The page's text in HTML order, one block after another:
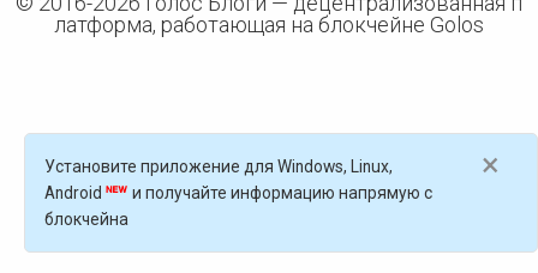
латформа, работающая на блокчейне Golos
×
Установите приложение для Windows, Linux,
Android
и получайте информацию напрямую с
блокчейна